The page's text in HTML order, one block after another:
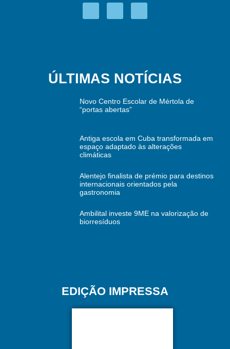
ÚLTIMAS NOTÍCIAS
Novo Centro Escolar de Mértola de
“portas abertas”
Antiga escola em Cuba transformada em
espaço adaptado às alterações
climáticas
Alentejo finalista de prémio para destinos
internacionais orientados pela
gastronomia
Ambilital investe 9ME na valorização de
biorresíduos
EDIÇÃO IMPRESSA